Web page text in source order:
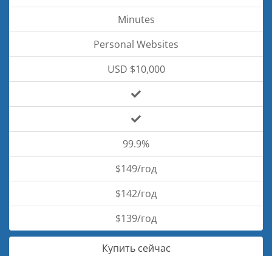
Minutes
Personal Websites
USD $10,000
99.9%
$149/год
$142/год
$139/год
Купить сейчас